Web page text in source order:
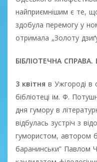
найприємнішим є те,
здобула перемогу у
отримала „Золоту
БІБЛІОТЕЧНА
3 квітня в Ужгороді в
бібліотеці ім. Ф.
дня гумору в
відбулась зустріч з
гумористом, автором
баранинськи” Павлом